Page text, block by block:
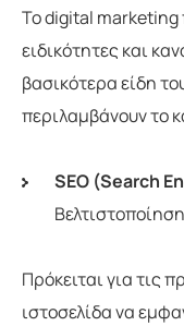
Το digital marketing
ειδικότητες και
βασικότερα είδη
περιλαμβάνουν το
SEO (Search
Πρόκειται για τις
ιστοσελίδα να